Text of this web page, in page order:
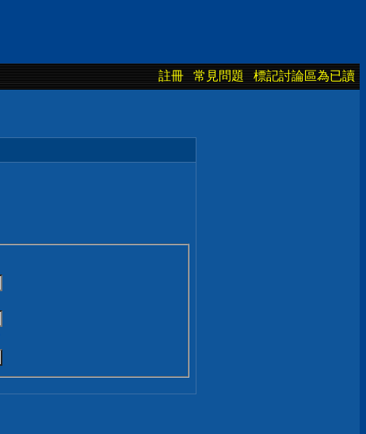
註冊 常見問題 標記討論區為已讀